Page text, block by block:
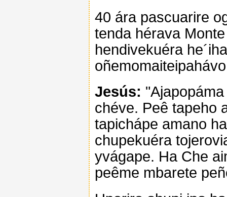
40 ára pascuarire
tenda hérava
hendivekuéra
Jesús:
chéve. Peê tapeho
tapichápe amano
chupekuéra
yvágape. Ha Che
peême mbarete